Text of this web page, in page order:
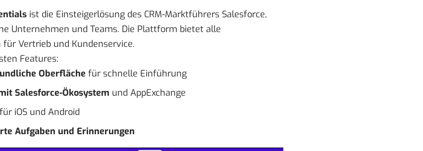
ist die Einsteigerlösung des CRM-Marktführers Salesforce,
Unternehmen und Teams. Die Plattform bietet alle
Vertrieb und Kundenservice.
Features:
Oberfläche für schnelle Einführung
Salesforce-Ökosystem und AppExchange
für iOS und Android
Aufgaben und Erinnerungen